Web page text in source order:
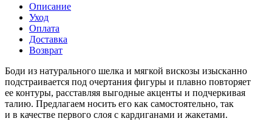
Описание
Уход
Оплата
Доставка
Возврат
Боди из натурального шелка и мягкой вискозы изысканно
подстраивается под очертания фигуры и плавно повторяет
ее контуры, расставляя выгодные акценты и подчеркивая
талию. Предлагаем носить его как самостоятельно, так
и в качестве первого слоя с кардиганами и жакетами.